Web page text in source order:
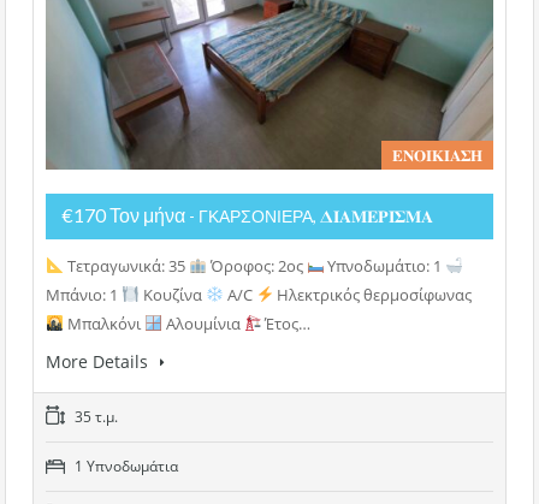
𝚬𝚴𝚶𝚰𝚱𝚰𝚨𝚺𝚮
€170 Τον μήνα - ΓΚΑΡΣΟΝΙΕΡΑ, 𝚫𝚰𝚨𝚳𝚬𝚸𝚰𝚺𝚳𝚨
Τετραγωνικά: 35 Όροφος: 2ος
Υπνοδωμάτιο: 1
Μπάνιο: 1
Κουζίνα A/C
Ηλεκτρικός θερμοσίφωνας
Μπαλκόνι
Αλουμίνια Έτος…
More Details
35 τ.μ.
1 Υπνοδωμάτια